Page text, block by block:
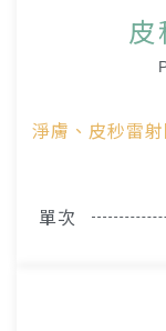
淨膚、皮秒雷
單次